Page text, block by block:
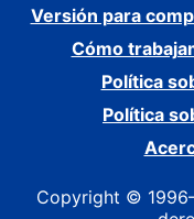
Versión para
Cómo
Política
Política
Copyright ©